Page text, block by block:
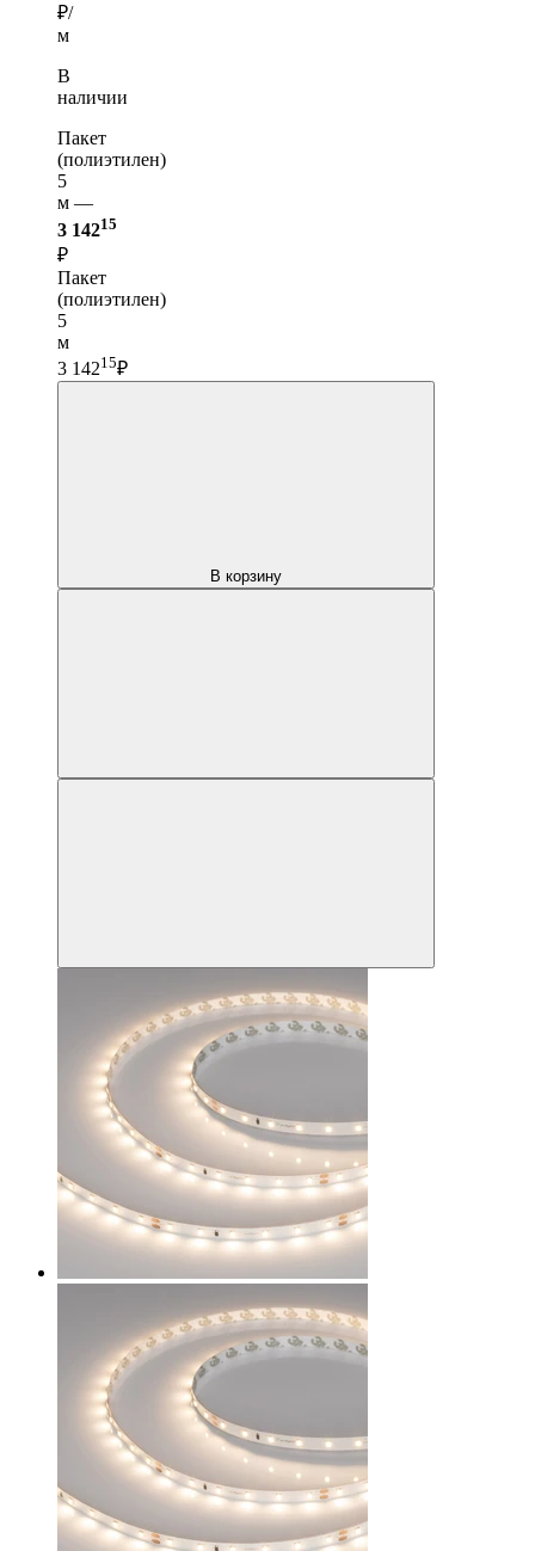
₽/
м
В
наличии
Пакет
(полиэтилен)
5
м —
3 14215
₽
Пакет
(полиэтилен)
5
м
3 14215₽
В корзину